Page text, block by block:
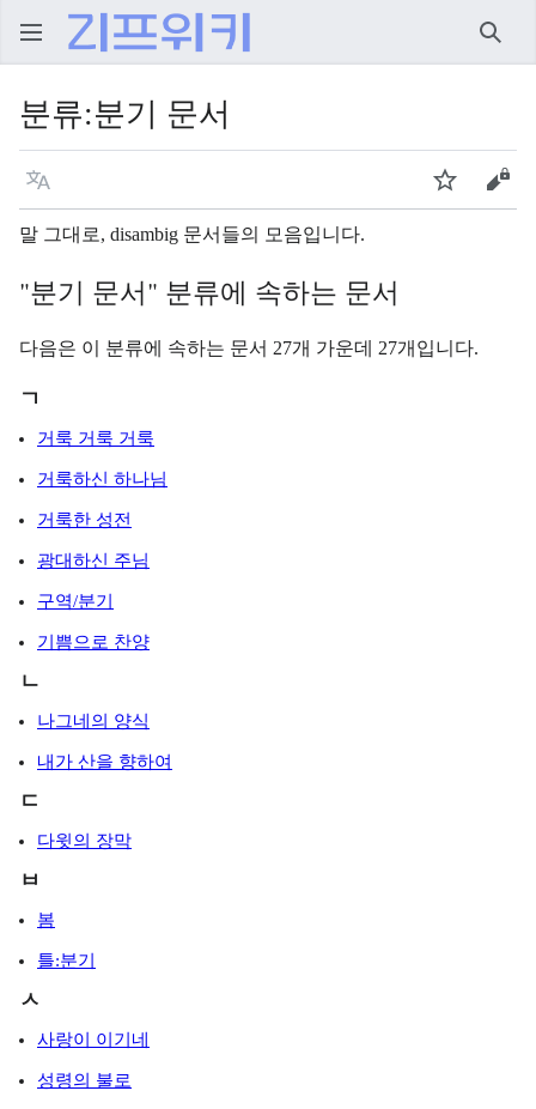
검색
분류:분기 문서
언어 주시 원
말 그대로, disambig 문서들의 모음입니다.
"분기 문서" 분류에 속하는 문서
다음은 이 분류에 속하는 문서 27개 가운데 27개입니다.
ㄱ
거룩 거룩 거룩
거룩하신 하나님
거룩한 성전
광대하신 주님
구역/분기
기쁨으로 찬양
ㄴ
나그네의 양식
내가 산을 향하여
ㄷ
다윗의 장막
ㅂ
봄
틀:분기
ㅅ
사랑이 이기네
성령의 불로